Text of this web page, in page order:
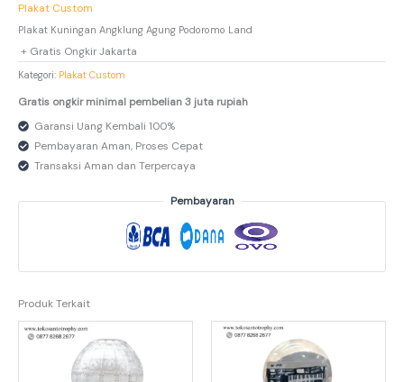
Plakat Custom
Plakat Kuningan Angklung Agung Podoromo Land
+ Gratis Ongkir Jakarta
Kategori: Plakat Custom
Gratis ongkir minimal pembelian 3 juta rupiah
Garansi Uang Kembali 100%
Pembayaran Aman, Proses Cepat
Transaksi Aman dan Terpercaya
Pembayaran
Produk Terkait